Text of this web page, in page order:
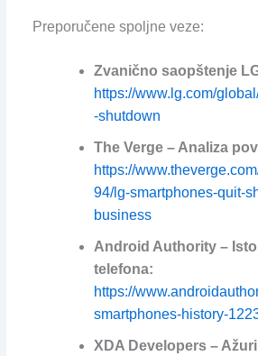
Preporučene spoljne veze:
Zvanično saopštenje
https://www.lg.com/
-shutdown
The Verge – Analiza
https://
94/lg-smartphones-quit-
business
Android Authority –
telefona:
https://
smartphones-history-
XDA Developers –